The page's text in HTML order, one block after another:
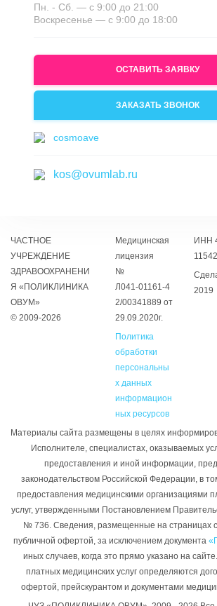
Пн. - Сб. — с 9:00 до 21:00
Воскресенье — с 9:00 до 18:00
ОСТАВИТЬ ЗАЯВКУ
ЗАКАЗАТЬ ЗВОНОК
cosmoave
kos@ovumlab.ru
ЧАСТНОЕ
УЧРЕЖДЕНИЕ
ЗДРАВООХРАНЕНИ
Я «ПОЛИКЛИНИКА
ОВУМ»
© 2009-2026
Медицинская
лицензия
№
Л041‑01161‑4
2/00341889 от
29.09.2020г.
Политика
обработки
персональны
х данных
информацион
ных ресурсов
ИНН
2019
Материалы сайта размещены в целях
Исполнителе, специалистах, оказываемых
предоставления и иной информации,
законодательством Российской Федерации, в
предоставления медицинскими организациями
услуг, утвержденными Постановлением
№ 736. Сведения, размещенные на страницах
публичной офертой, за исключением документа
иных случаев, когда это прямо указано на
платных медицинских услуг определяются
офертой, прейскурантом и документами